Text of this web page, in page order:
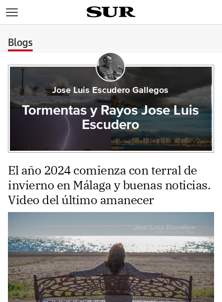
Blogs
Jose Luis Escudero Gallegos
Tormentas y Rayos Jose Luis
Escudero
El año 2024 comienza con terral de
invierno en Málaga y buenas noticias.
Video del último amanecer